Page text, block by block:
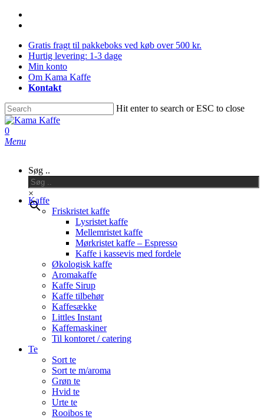
Skip
contentGratis fragt til pakkeboks ved køb over 500 kr.
Hurtig levering: 1-3 dage
Min konto
Om Kama Kaffe
Kontakt
Hit enter to search or ESC to close
Close
Search
0
Menu
Søg ..
×
Kaffe
Friskristet kaffe
Lysristet kaffe
Mellemristet kaffe
Mørkristet kaffe – Espresso
Kaffe i kassevis med fordele
Økologisk kaffe
Aromakaffe
Kaffe Sirup
Kaffe tilbehør
Kaffesække
Littles Instant
Kaffemaskiner
Til kontoret / catering
Te
Sort te
Sort te m/aroma
Grøn te
Hvid te
Urte te
Rooibos te